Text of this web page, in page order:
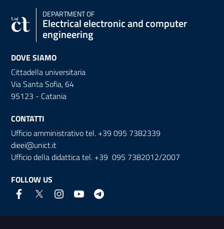
DEPARTMENT OF
Electrical electronic and computer
engineering
DOVE SIAMO
Cittadella universitaria
Via Santa Sofia, 64
95123 - Catania
CONTATTI
Ufficio amministrativo tel. +39 095 7382339
dieei@unict.it
Ufficio della didattica tel. +39 095 7382012/2007
FOLLOW US
Useful links and information